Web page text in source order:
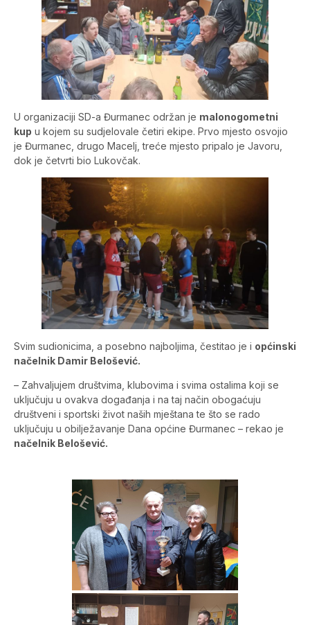
U organizaciji SD-a Đurmanec održan je malonogometni
kup u kojem su sudjelovale četiri ekipe. Prvo mjesto osvojio
je Đurmanec, drugo Macelj, treće mjesto pripalo je Javoru,
dok je četvrti bio Lukovčak.
Svim sudionicima, a posebno najboljima, čestitao je i općinski
načelnik Damir Belošević.
– Zahvaljujem društvima, klubovima i svima ostalima koji se
uključuju u ovakva događanja i na taj način obogaćuju
društveni i sportski život naših mještana te što se rado
uključuju u obilježavanje Dana općine Đurmanec – rekao je
načelnik Belošević.